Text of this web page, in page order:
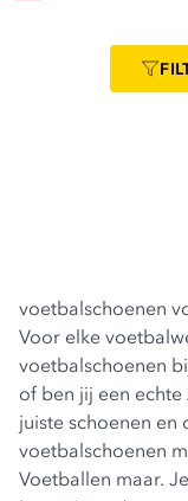
voetbalschoenen
Voor elke
voetbalschoenen
of ben jij een
juiste schoenen en
voetbalschoenen
Voetballen maar.